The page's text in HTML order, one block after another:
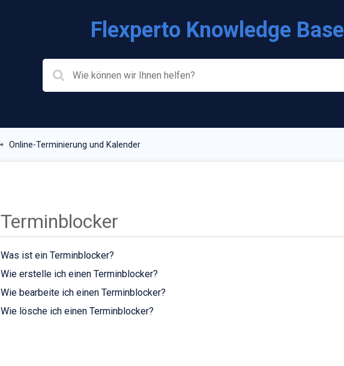
Flexperto Knowledge Base
Online-Terminierung und Kalender
Terminblocker
Was ist ein Terminblocker?
Wie erstelle ich einen Terminblocker?
Wie bearbeite ich einen Terminblocker?
Wie lösche ich einen Terminblocker?